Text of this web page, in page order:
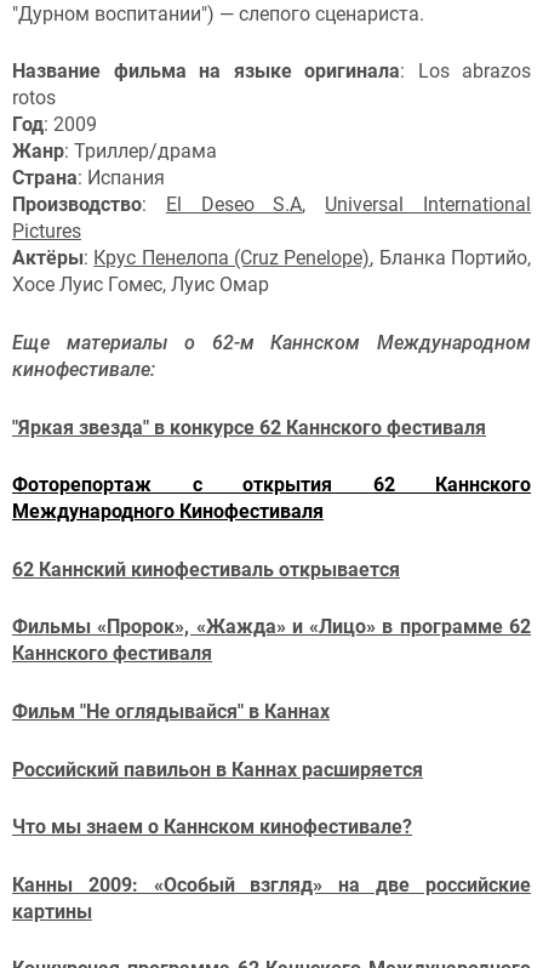
"Дурном воспитании") — слепого сценариста.
Название фильма на языке оригинала: Los abrazos
rotos
Год: 2009
Жанр: Триллер/драма
Страна: Испания
Производство: El Deseo S.A, Universal International
Pictures
Актёры: Крус Пенелопа (Cruz Penelope), Бланка Портийо,
Хосе Луис Гомес, Луис Омар
Еще материалы о 62-м Каннском Международном
кинофестивале:
"Яркая звезда" в конкурсе 62 Каннского фестиваля
Фоторепортаж с открытия 62 Каннского
Международного Кинофестиваля
62 Каннский кинофестиваль открывается
Фильмы «Пророк», «Жажда» и «Лицо» в программе 62
Каннского фестиваля
Фильм "Не оглядывайся" в Каннах
Российский павильон в Каннах расширяется
Что мы знаем о Каннском кинофестивале?
Канны 2009: «Особый взгляд» на две российские
картины